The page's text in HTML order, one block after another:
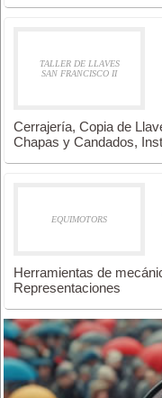
TALLER DE LLAVES
SAN FRANCISCO II
Cerrajería, Copia de
Chapas y Candados,
EQUIMOTORS
Herramientas de
Representaciones